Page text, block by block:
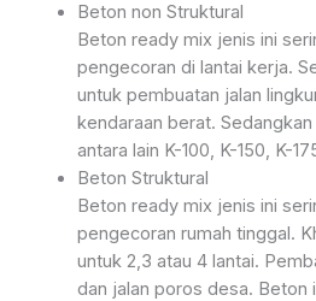
Beton non Struktural
Beton ready mix jenis ini
pengecoran di lantai kerja.
untuk pembuatan jalan
kendaraan berat.
antara lain K-100, K-150, K-
Beton Struktural
Beton ready mix jenis ini
pengecoran rumah tinggal.
untuk 2,3 atau 4 lantai.
dan jalan poros desa. Beton